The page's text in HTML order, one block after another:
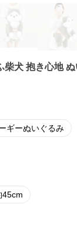
柴犬 抱き心地
ギーぬいぐるみ
45cm